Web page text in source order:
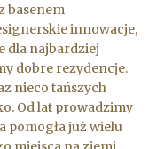
basenem
innowacje,
dla najbardziej
dobre rezydencje.
nieco tańszych
Od lat prowadzimy
pomogła już wielu